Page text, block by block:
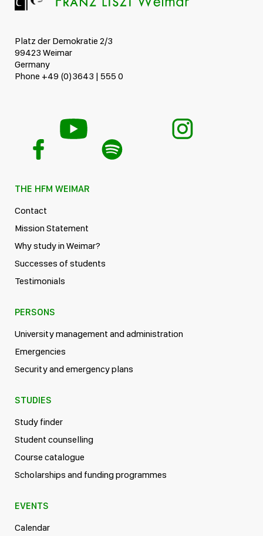
Platz der Demokratie 2/3
99423 Weimar
Germany
Phone +49 (0)3643 | 555 0
THE HFM WEIMAR
Contact
Mission Statement
Why study in Weimar?
Successes of students
Testimonials
PERSONS
University management and administration
Emergencies
Security and emergency plans
STUDIES
Study finder
Student counselling
Course catalogue
Scholarships and funding programmes
EVENTS
Calendar